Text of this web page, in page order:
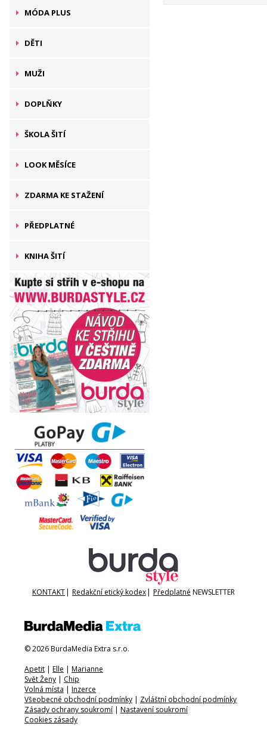
MÓDA PLUS
DĚTI
MUŽI
DOPLŇKY
ŠKOLA ŠITÍ
LOOK MĚSÍCE
ZDARMA KE STAŽENÍ
PŘEDPLATNÉ
KNIHA ŠITÍ
KONTAKT| Redakční etický kodex| Předplatné NEWSLETTER
© 2026 BurdaMedia Extra s.r.o.
Apetit | Elle | Marianne
Svět Ženy | Chip
Volná místa | Inzerce
Všeobecné obchodní podmínky | Zvláštní obchodní podmínky
Zásady ochrany soukromí | Nastavení soukromí
Cookies zásady